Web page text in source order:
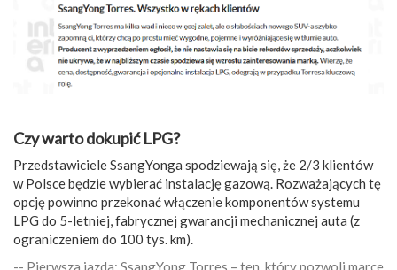
Czy warto dokupić LPG?
Przedstawiciele SsangYonga spodziewają się, że 2/3 klientów
w Polsce będzie wybierać instalację gazową. Rozważających tę
opcję powinno przekonać włączenie komponentów systemu
LPG do 5-letniej, fabrycznej gwarancji mechanicznej auta (z
ograniczeniem do 100 tys. km).
-- Pierwsza jazda: SsangYong Torres – ten, który pozwoli marce